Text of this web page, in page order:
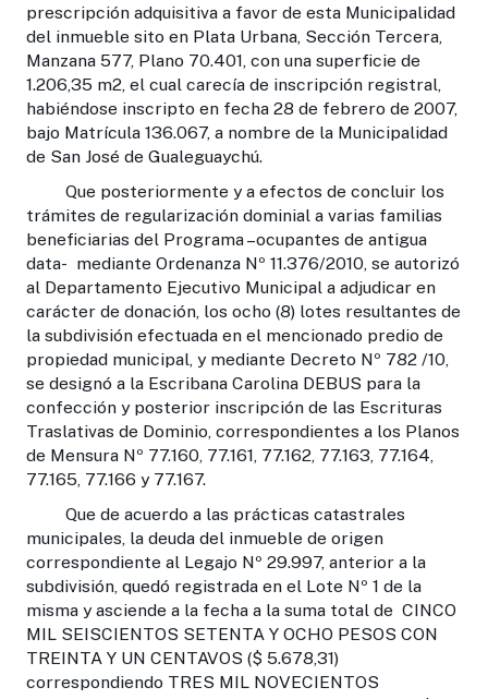
prescripción adquisitiva a favor de esta Municipalidad
del inmueble sito en Plata Urbana, Sección Tercera,
Manzana 577, Plano 70.401, con una superficie de
1.206,35 m2, el cual carecía de inscripción registral,
habiéndose inscripto en fecha 28 de febrero de 2007,
bajo Matrícula 136.067, a nombre de la Municipalidad
de San José de Gualeguaychú.
Que posteriormente y a efectos de concluir los
trámites de regularización dominial a varias familias
beneficiarias del Programa –ocupantes de antigua
data- mediante Ordenanza Nº 11.376/2010, se autorizó
al Departamento Ejecutivo Municipal a adjudicar en
carácter de donación, los ocho (8) lotes resultantes de
la subdivisión efectuada en el mencionado predio de
propiedad municipal, y mediante Decreto Nº 782 /10,
se designó a la Escribana Carolina DEBUS para la
confección y posterior inscripción de las Escrituras
Traslativas de Dominio, correspondientes a los Planos
de Mensura Nº 77.160, 77.161, 77.162, 77.163, 77.164,
77.165, 77.166 y 77.167.
Que de acuerdo a las prácticas catastrales
municipales, la deuda del inmueble de origen
correspondiente al Legajo Nº 29.997, anterior a la
subdivisión, quedó registrada en el Lote Nº 1 de la
misma y asciende a la fecha a la suma total de CINCO
MIL SEISCIENTOS SETENTA Y OCHO PESOS CON
TREINTA Y UN CENTAVOS ($ 5.678,31)
correspondiendo TRES MIL NOVECIENTOS